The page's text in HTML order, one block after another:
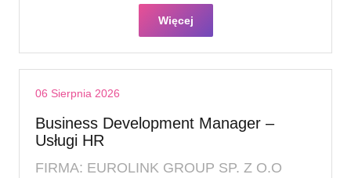
Więcej
06 Sierpnia 2026
Business Development Manager –
Usługi HR
FIRMA: EUROLINK GROUP SP. Z O.O